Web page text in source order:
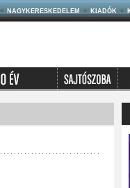
NAGYKERESKEDELEM KIADÓK